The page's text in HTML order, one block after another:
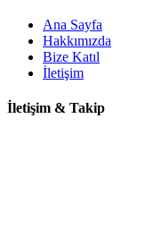
Ana Sayfa
Hakkımızda
Bize Katıl
İletişim
İletişim & Takip